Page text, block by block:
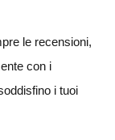
le recensioni,
con i
i tuoi